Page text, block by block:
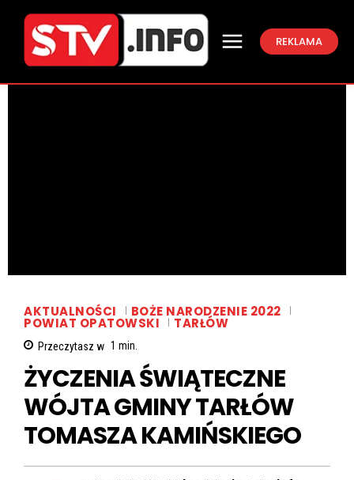
REKLAMA
AKTUALNOŚCI BOŻE NARODZENIE 2022
POWIAT OPATOWSKI TARŁÓW
Przeczytasz w 1 min.
ŻYCZENIA ŚWIĄTECZNE
WÓJTA GMINY TARŁÓW
TOMASZA KAMIŃSKIEGO